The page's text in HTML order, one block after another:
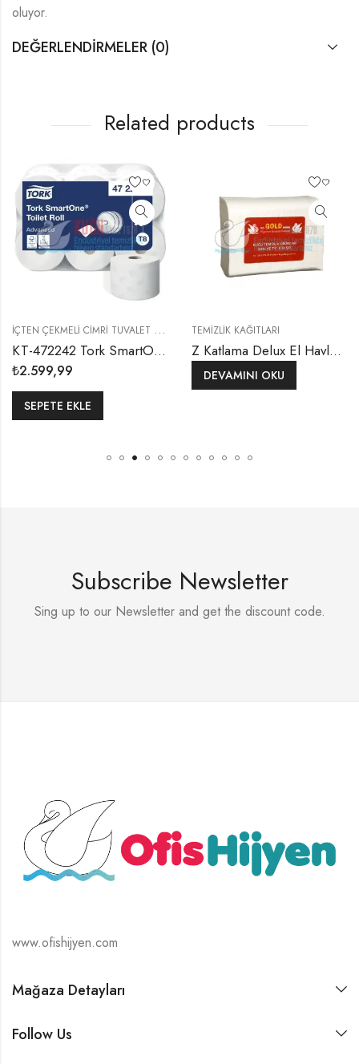
oluyor.
DEĞERLENDIRMELER (0)
Related products
İ
ÇTEN ÇEKMELI CIMRI TUVALET KAĞIDI , SARF MALZEMELER,WC TUVALET
KT-472242 Tork SmartOne® Maxi Cimri İçten Çekmeli 2 Katlı Gelişmiş T8 BEYAZ – 207 Metrelik 6 Rulo WC Tuvalet Kâğıdı
SEPETE EKLE
TEMIZLIK KAĞITLARI
Z Katlama Delux El Havlusu
DEVAMINI OKU
Subscribe Newsletter
Sing up to our Newsletter and get the discount code.
www.ofishijyen.com
Mağaza Detayları
Follow Us